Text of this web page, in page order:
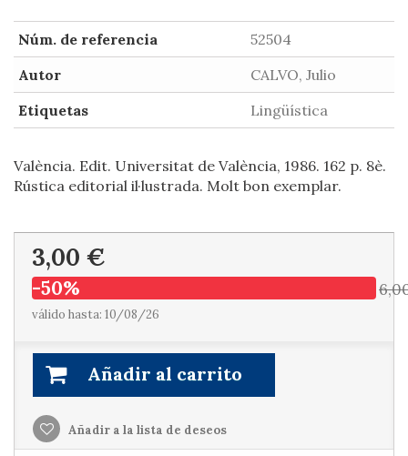
Núm. de referencia
52504
Autor
CALVO, Julio
Etiquetas
Lingüística
València. Edit. Universitat de València, 1986. 162 p. 8è.
Rústica editorial il·lustrada. Molt bon exemplar.
3,00 €
-50%
válido hasta: 10/08/26
Añadir al carrito
Añadir a la lista de deseos